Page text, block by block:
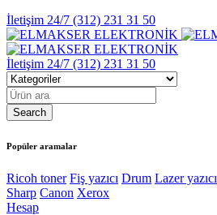
İletişim 24/7 (312) 231 31 50
İletişim 24/7 (312) 231 31 50
Popüler aramalar
Ricoh toner Fiş yazıcı Drum Lazer yazıcı
Sharp Canon Xerox
Hesap